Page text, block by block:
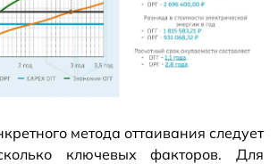
метода оттаивания следует
ключевых факторов. Для